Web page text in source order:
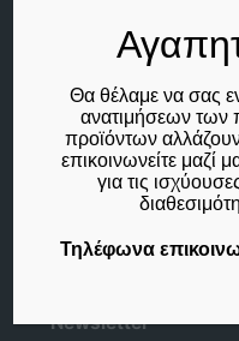
Newsletter
Θα θέλαμε να σας
ανατιμήσεων των
προϊόντων
επικοινωνείτε μαζί
για τις
Τηλέφωνα